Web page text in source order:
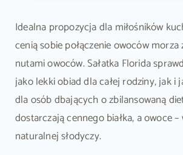
Idealna propozycja dla miłośników
cenią sobie połączenie owoców morza
nutami owoców. Sałatka Florida
jako lekki obiad dla całej rodziny, jak i
dla osób dbających o zbilansowaną
dostarczają cennego białka, a owoce
naturalnej słodyczy.